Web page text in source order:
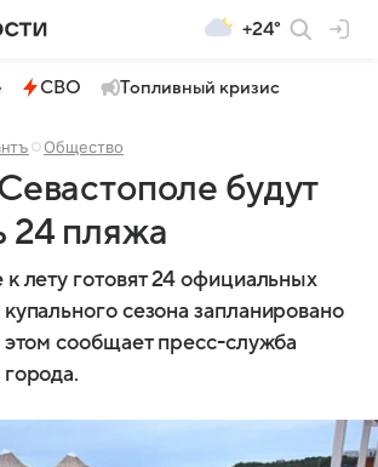
+24°
СВО Топливный кризис
Общество
будут
24 пляжа
к лету готовят 24 официальных
сезона запланировано
сообщает пресс-служба
города.